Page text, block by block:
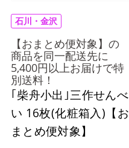
石川・金沢
【おまとめ便対象】の
商品を同一配送先に
5,400円以上お届けで特
別送料！
｢柴舟小出｣三作せんべ
い 16枚(化粧箱入)【お
まとめ便対象】